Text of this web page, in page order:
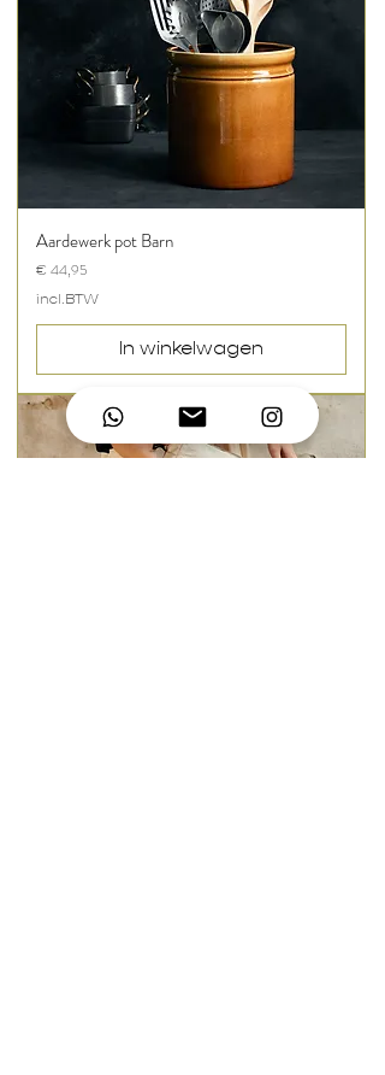
Aardewerk pot Barn
Prijs
€ 44,95
incl.BTW
In winkelwagen